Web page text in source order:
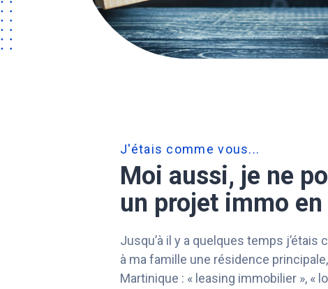
J'étais comme vous...
Moi aussi, je ne
un projet immo
Jusqu’à il y a quelques temps
à ma famille une résidence
Martinique : « leasing immobilier », «